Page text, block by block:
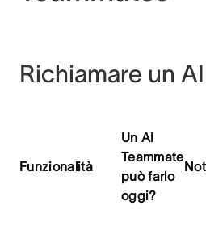
Richiamare un
Funzionalità
Un AI
Teammate
può farlo
oggi?